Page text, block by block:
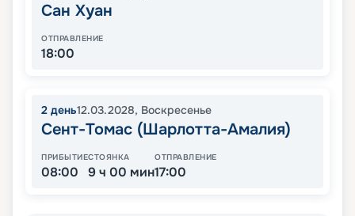
Сан Хуан
ОТПРАВЛЕНИЕ
18:00
2 день12.03.2028, Воскресенье
Сент-Томас (Шарлотта-Амалия)
ПРИБЫТИЕ
08:00
СТОЯНКА
9 ч 00 мин
ОТПРАВЛЕНИЕ
17:00